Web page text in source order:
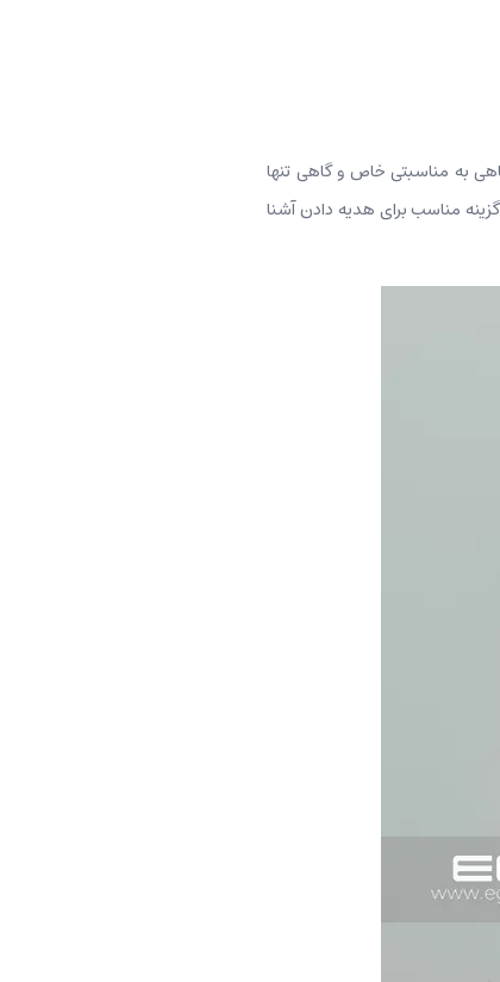
به مناسبتی خاص و گاهی تنها
مناسب برای هدیه دادن آشنا